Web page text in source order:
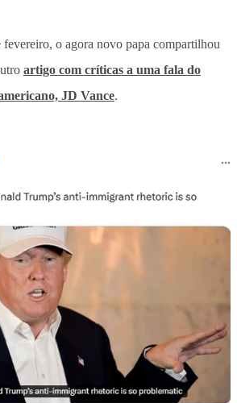
fevereiro, o agora novo papa compartilhou
artigo com críticas a uma fala do
JD Vance.